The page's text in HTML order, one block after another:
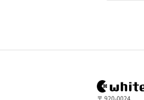
〒 920-0024